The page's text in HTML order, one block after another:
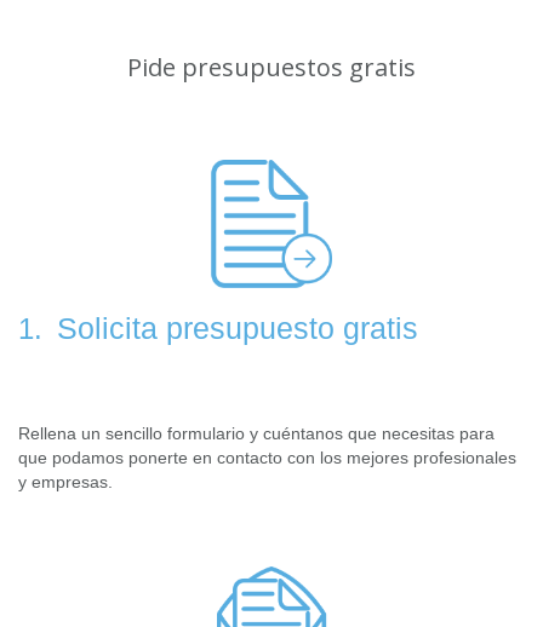
Pide presupuestos gratis
1. Solicita presupuesto gratis
Rellena un sencillo formulario y cuéntanos que necesitas para
que podamos ponerte en contacto con los mejores profesionales
y empresas.